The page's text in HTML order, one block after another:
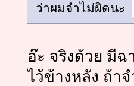
ว่าผมจำไม่ผิดนะ
อ๊ะ จริงด้วย มี
ไว้ข้างหลัง ถ้า